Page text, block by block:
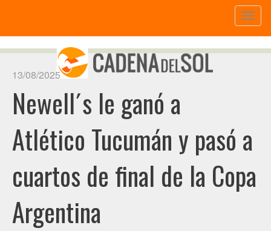
13/08/2025
Newell´s le ganó a
Atlético Tucumán y pasó a
cuartos de final de la Copa
Argentina